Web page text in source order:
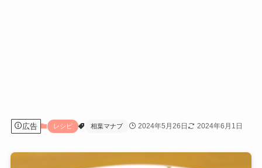
広告 レシピ 相葉マナブ 2024年5月26日 2024年6月1日